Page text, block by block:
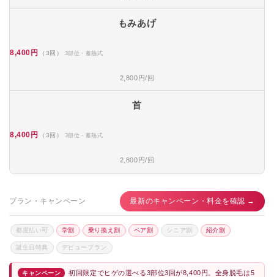
もみあげ
8,400円 （3回） 3部位・蓄熱式
2,800円/回
首
8,400円 （3回） 3部位・蓄熱式
2,800円/回
プラン・キャンペーン 最新のキャンペーン・料金を確認 →
都度払い可 学割 乗り換え割 ペア割 シニア割 紹介割
誕生日特典 デビュープラン
キャンペーン
初回限定でヒゲの選べる3部位3回が8,400円。全身脱毛は5